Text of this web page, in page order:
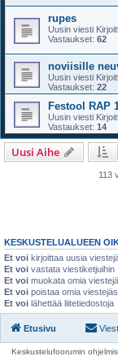
rupes
Uusin viesti
Vastaukset: 62
noviisille
Uusin viesti
Vastaukset: 22
Festool RAP
Uusin viesti
Vastaukset: 14
Uusi Aihe
113
KESKUSTELUALUEEN
Et voi kirjoittaa uusia
Et voi vastata viestiketjuihin
Et voi muokata omia
Et voi poistaa omia
Et voi lähettää liitetiedostoja
Etusivu
Keskustelufoorumin